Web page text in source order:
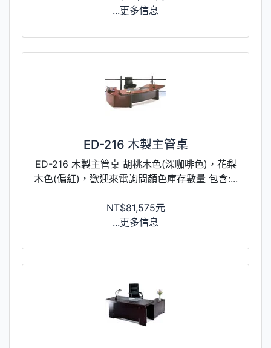
...更多信息
ED-216 木製主管桌
ED-216 木製主管桌 胡桃木色(深咖啡色)，花梨
木色(偏紅)，歡迎來電詢問顏色庫存數量 包含:...
NT$81,575元
...更多信息